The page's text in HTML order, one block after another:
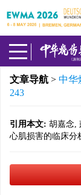
文章导航 > 中华
243
引用本文: 胡嘉念,
心肌损害的临床分